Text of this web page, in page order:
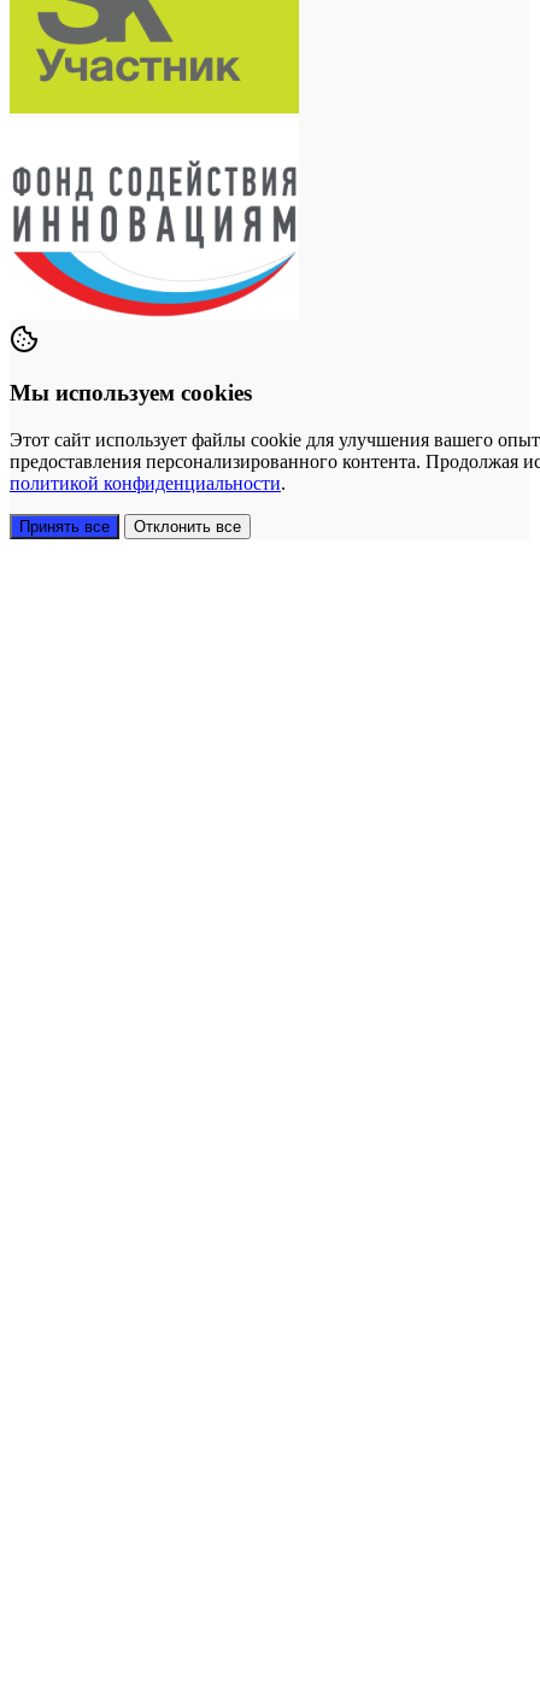
Мы используем cookies
Этот сайт использует файлы cookie для улучшения вашего
предоставления персонализированного контента. Продолжая
политикой конфиденциальности.
Принять все Отклонить все